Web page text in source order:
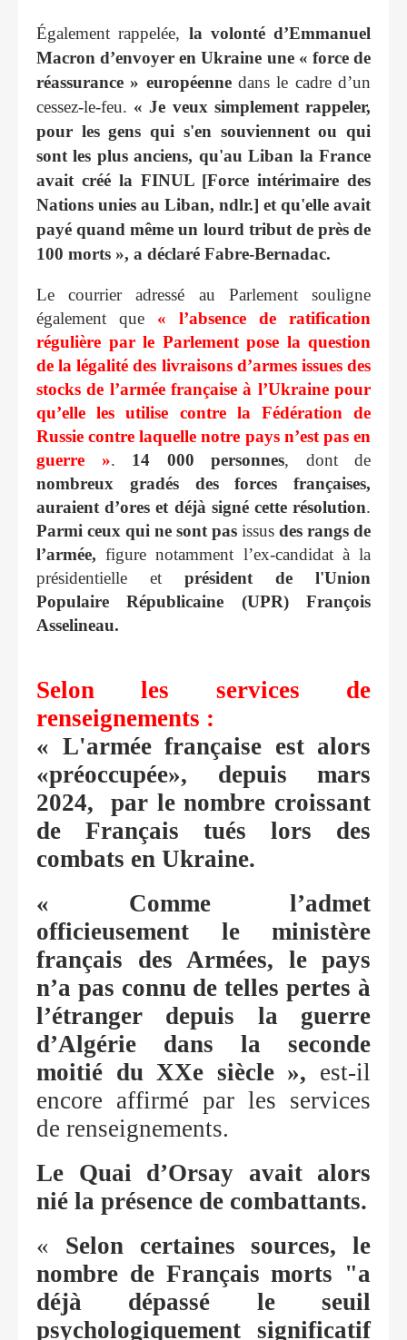
Également rappelée, la volonté d’Emmanuel
Macron d’envoyer en Ukraine une « force de
réassurance » européennedans le cadre d’un
cessez-le-feu. « Je veux simplement rappeler,
pour les gens qui s'en souviennent ou qui
sont les plus anciens, qu'au Liban la France
avait créé la FINUL [Force intérimaire des
Nations unies au Liban, ndlr.] et qu'elle avait
payé quand même un lourd tribut de près de
100 morts », a déclaré Fabre-Bernadac.
Le courrier adressé au Parlement souligne
également que « l’absence de ratification
régulière par le Parlement pose la question
de la légalité des livraisons d’armes issues des
stocks de l’armée française à l’Ukraine pour
qu’elle les utilise contre la Fédération de
Russie contre laquelle notre pays n’est pas en
guerre ». 14 000 personnes, dont de
nombreux gradés des forces françaises,
auraient d’ores et déjà signé cette résolution.
Parmi ceux qui ne sont pas issus des rangs de
l’armée, figure notamment l’ex-candidat à la
présidentielle et président de l'Union
Populaire Républicaine (UPR) François
Asselineau.
Selon les services de
renseignements :
« L'armée française est alors
«préoccupée», depuis mars
2024, par le nombre croissant
de Français tués lors des
combats en Ukraine.
« Comme l’admet
officieusement le ministère
français des Armées, le pays
n’a pas connu de telles pertes à
l’étranger depuis la guerre
d’Algérie dans la seconde
moitié du XXe siècle », est-il
encore affirmé par les services
de renseignements.
Le Quai d’Orsay avait alors
nié la présence de combattants.
« Selon certaines sources, le
nombre de Français morts "a
déjà dépassé le seuil
psychologiquement significatif